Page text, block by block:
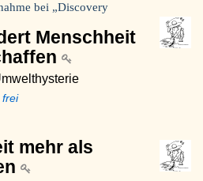
bei „Discovery
Menschheit
frei
mehr als